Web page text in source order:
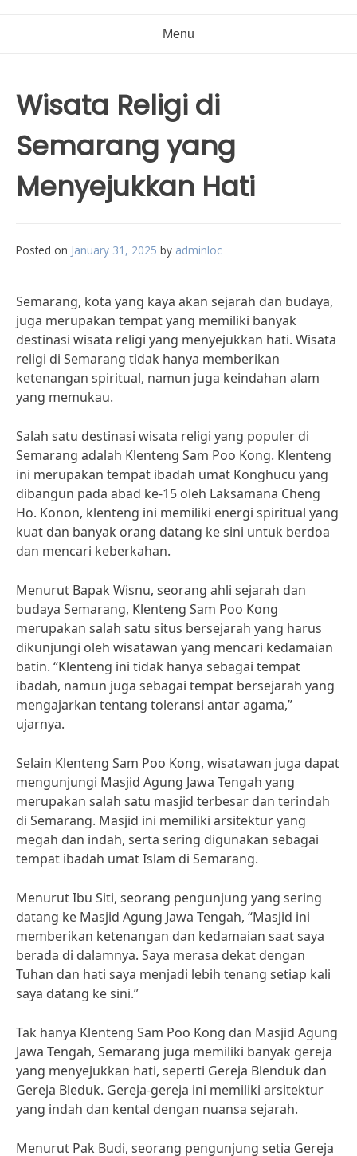
Menu
Wisata Religi di
Semarang yang
Menyejukkan Hati
Posted on January 31, 2025 by adminloc
Semarang, kota yang kaya akan sejarah dan budaya,
juga merupakan tempat yang memiliki banyak
destinasi wisata religi yang menyejukkan hati. Wisata
religi di Semarang tidak hanya memberikan
ketenangan spiritual, namun juga keindahan alam
yang memukau.
Salah satu destinasi wisata religi yang populer di
Semarang adalah Klenteng Sam Poo Kong. Klenteng
ini merupakan tempat ibadah umat Konghucu yang
dibangun pada abad ke-15 oleh Laksamana Cheng
Ho. Konon, klenteng ini memiliki energi spiritual yang
kuat dan banyak orang datang ke sini untuk berdoa
dan mencari keberkahan.
Menurut Bapak Wisnu, seorang ahli sejarah dan
budaya Semarang, Klenteng Sam Poo Kong
merupakan salah satu situs bersejarah yang harus
dikunjungi oleh wisatawan yang mencari kedamaian
batin. “Klenteng ini tidak hanya sebagai tempat
ibadah, namun juga sebagai tempat bersejarah yang
mengajarkan tentang toleransi antar agama,”
ujarnya.
Selain Klenteng Sam Poo Kong, wisatawan juga dapat
mengunjungi Masjid Agung Jawa Tengah yang
merupakan salah satu masjid terbesar dan terindah
di Semarang. Masjid ini memiliki arsitektur yang
megah dan indah, serta sering digunakan sebagai
tempat ibadah umat Islam di Semarang.
Menurut Ibu Siti, seorang pengunjung yang sering
datang ke Masjid Agung Jawa Tengah, “Masjid ini
memberikan ketenangan dan kedamaian saat saya
berada di dalamnya. Saya merasa dekat dengan
Tuhan dan hati saya menjadi lebih tenang setiap kali
saya datang ke sini.”
Tak hanya Klenteng Sam Poo Kong dan Masjid Agung
Jawa Tengah, Semarang juga memiliki banyak gereja
yang menyejukkan hati, seperti Gereja Blenduk dan
Gereja Bleduk. Gereja-gereja ini memiliki arsitektur
yang indah dan kental dengan nuansa sejarah.
Menurut Pak Budi, seorang pengunjung setia Gereja